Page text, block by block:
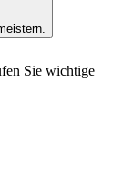
Sie wichtige